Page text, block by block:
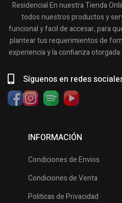
Residencial En nuestra Tienda
todos nuestros productos y
funcional y facil de accesar, para
plantear tus requerimientos de
experiencia y la confianza
Síguenos en redes
INFORMACIÓN
Condiciones de Envios
Condiciones de Venta
Politicas de Privacidad